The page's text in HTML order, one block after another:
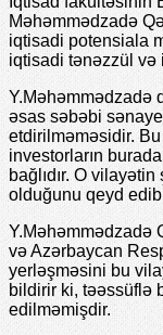
Məhəmmədzadə
iqtisadi potensiala
iqtisadi tənəzzül
Y.Məhəmmədzadə
əsas səbəbi
etdirilməməsidir.
investorların
bağlıdır. O
olduğunu qeyd
Y.Məhəmmədzadə
və Azərbaycan
yerləşməsini bu
bildirir ki, təəssüflə
edilməmişdir.